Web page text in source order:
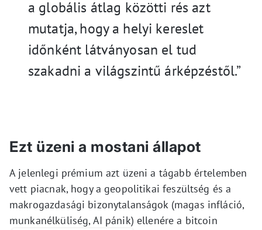
a globális átlag közötti rés azt
mutatja, hogy a helyi kereslet
időnként látványosan el tud
szakadni a világszintű árképzéstől.”
Ezt üzeni a mostani állapot
A jelenlegi prémium azt üzeni a tágabb értelemben
vett piacnak, hogy a geopolitikai feszültség és a
makrogazdasági bizonytalanságok (magas infláció,
munkanélküliség, AI pánik) ellenére a bitcoin